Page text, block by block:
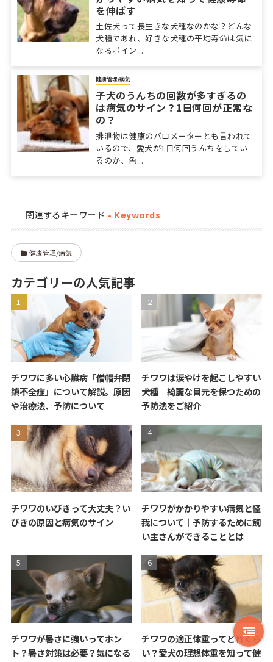
を伸ばす
土佐犬って長生きな犬種なのかな？どんな
犬種であれ、好きな犬種の平均寿命は気に
なるポイン...
健康管理/病気
子犬のうんちの回数が多すぎるの
は病気のサイン？1日何回が正常な
の？
排泄物は健康のバロメーターとも言われて
いるので、愛犬が1日何回うんちをしてい
るのか、色...
関連するキーワード
健康管理/病気
カテゴリーの人気記事
チワワに多い心臓病「僧帽弁閉
鎖不全症」について解説。原因
や治療法、予防について
チワワは涙やけを起こしやすい
犬種｜綺麗な目元を保つための
予防法をご紹介
チワワのいびきって大丈夫？い
びきの原因と病気のサイン
チワワがかかりやすい病気と怪
我について｜予防するために飼
い主さんができることとは
チワワが暑さに強いってホン
ト？暑さ対策は必要？気になる
チワワの適正体重ってどれくら
い？愛犬の理想体重を知って健